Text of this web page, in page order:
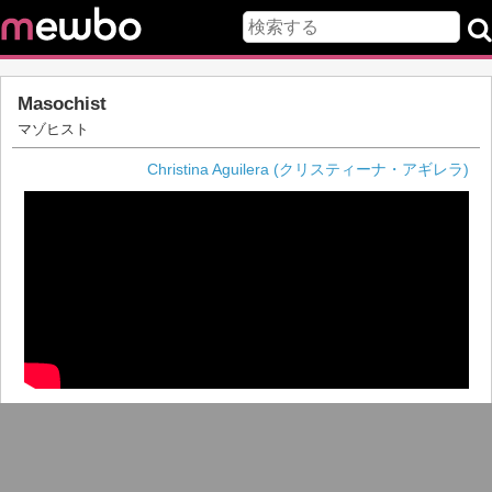
Masochist
マゾヒスト
Christina Aguilera (クリスティーナ・アギレラ)